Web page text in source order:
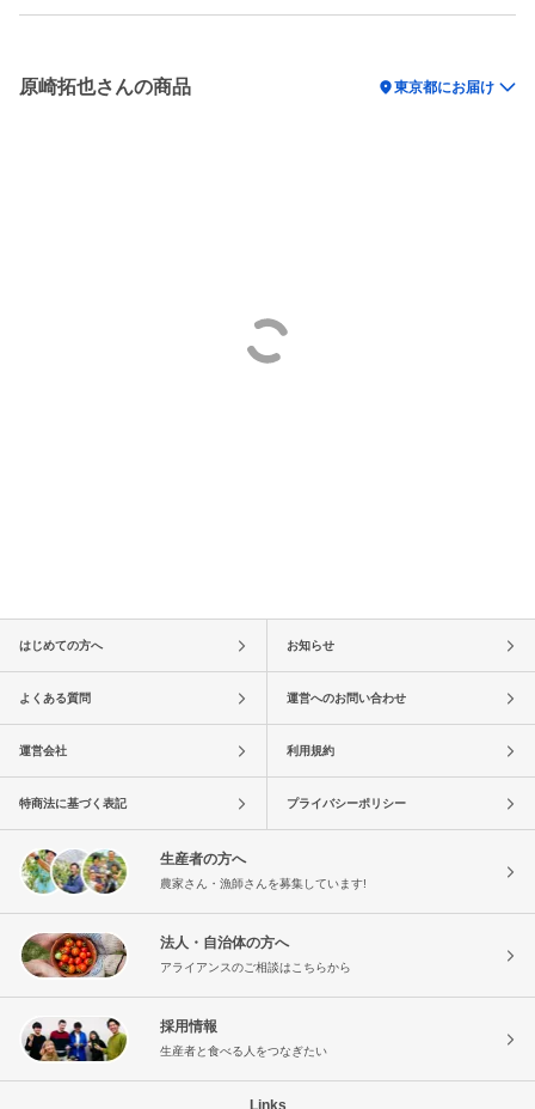
原崎拓也さんの商品 location_on東京都にお届け
はじめての方へ お知らせ
よくある質問 運営へのお問い合わせ
運営会社 利用規約
特商法に基づく表記 プライバシーポリシー
生産者の方へ
農家さん・漁師さんを募集しています!
法人・自治体の方へ
アライアンスのご相談はこちらから
採用情報
生産者と食べる人をつなぎたい
Links